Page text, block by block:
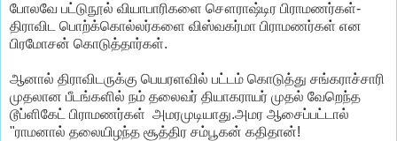
போலவே பட்டுநூல் வியாபாரிகளை சௌராஷ்டிர பிராமணர்கள்-
திராவிட பொற்க்கொல்லர்களை விஸ்வகர்மா பிராமணர்கள் என
பிரமோசன் கொடுத்தார்கள்.
ஆனால் திராவிடருக்கு பெயரளவில் பட்டம் கொடுத்து சங்கராச்சாரி
முதலான பீடங்களில் நம் தலைவர் தியாகராயர் முதல் வேறெந்த
டூப்ளிகேட் பிராமணர்கள் அமரமுடியாது.அமர ஆசைப்பட்டால்
"ராமனால் தலையிழந்த சூத்திர சம்பூகன் கதிதான்!